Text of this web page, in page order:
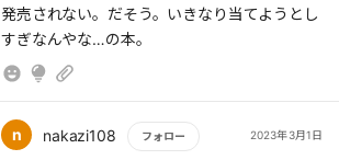
発売されない。だそう。いきなり当てようとし
すぎなんやな…の本。
n nakazi108 フォロー 2023年3月1日